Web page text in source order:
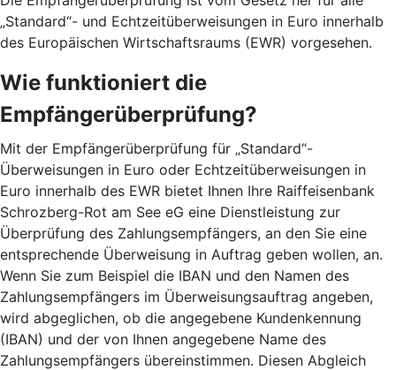
„Standard“- und Echtzeitüberweisungen in Euro innerhalb
des Europäischen Wirtschaftsraums (EWR) vorgesehen.
Wie funktioniert die
Empfängerüberprüfung?
Mit der Empfängerüberprüfung für „Standard“-
Überweisungen in Euro oder Echtzeitüberweisungen in
Euro innerhalb des EWR bietet Ihnen Ihre Raiffeisenbank
Schrozberg-Rot am See eG eine Dienstleistung zur
Überprüfung des Zahlungsempfängers, an den Sie eine
entsprechende Überweisung in Auftrag geben wollen, an.
Wenn Sie zum Beispiel die IBAN und den Namen des
Zahlungsempfängers im Überweisungsauftrag angeben,
wird abgeglichen, ob die angegebene Kundenkennung
(IBAN) und der von Ihnen angegebene Name des
Zahlungsempfängers übereinstimmen. Diesen Abgleich